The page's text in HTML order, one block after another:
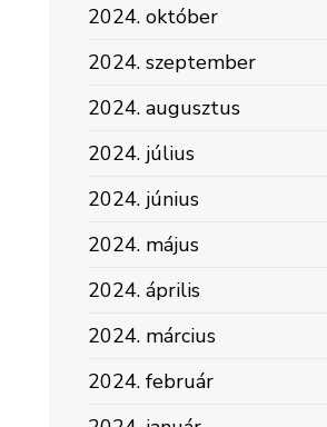
2024. október
2024. szeptember
2024. augusztus
2024. július
2024. június
2024. május
2024. április
2024. március
2024. február